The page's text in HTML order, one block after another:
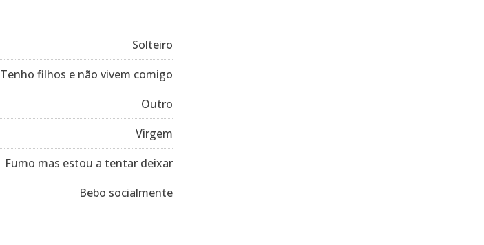
Solteiro
Tenho filhos e não vivem comigo
Outro
Virgem
Fumo mas estou a tentar deixar
Bebo socialmente